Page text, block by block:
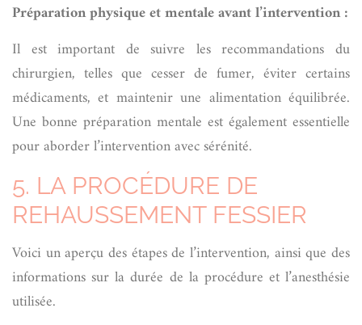
Préparation physique et mentale avant l’intervention :
Il est important de suivre les recommandations du
chirurgien, telles que cesser de fumer, éviter certains
médicaments, et maintenir une alimentation équilibrée.
Une bonne préparation mentale est également essentielle
pour aborder l’intervention avec sérénité.
5. LA PROCÉDURE DE
REHAUSSEMENT FESSIER
Voici un aperçu des étapes de l’intervention, ainsi que des
informations sur la durée de la procédure et l’anesthésie
utilisée.